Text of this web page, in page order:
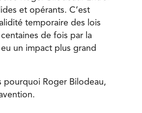
et opérants. C’est
temporaire des lois
de fois par la
un impact plus grand
pourquoi Roger Bilodeau,